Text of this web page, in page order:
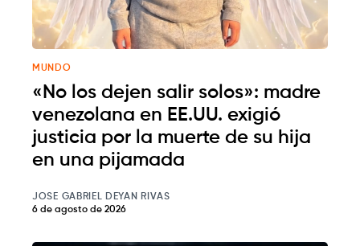
MUNDO
«No los dejen salir solos»: madre
venezolana en EE.UU. exigió
justicia por la muerte de su hija
en una pijamada
JOSE GABRIEL DEYAN RIVAS
6 de agosto de 2026